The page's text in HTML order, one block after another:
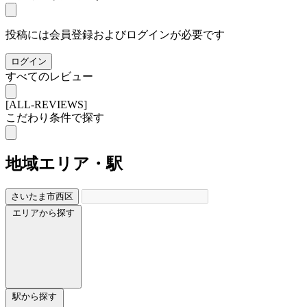
投稿には会員登録およびログインが必要です
ログイン
すべてのレビュー
[ALL-REVIEWS]
こだわり条件で探す
地域エリア・駅
さいたま市西区
エリアから探す
駅から探す